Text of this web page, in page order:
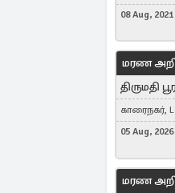
08 Aug, 2021
மரண
திருமதி
காரைநகர்,
05 Aug, 2026
மரண